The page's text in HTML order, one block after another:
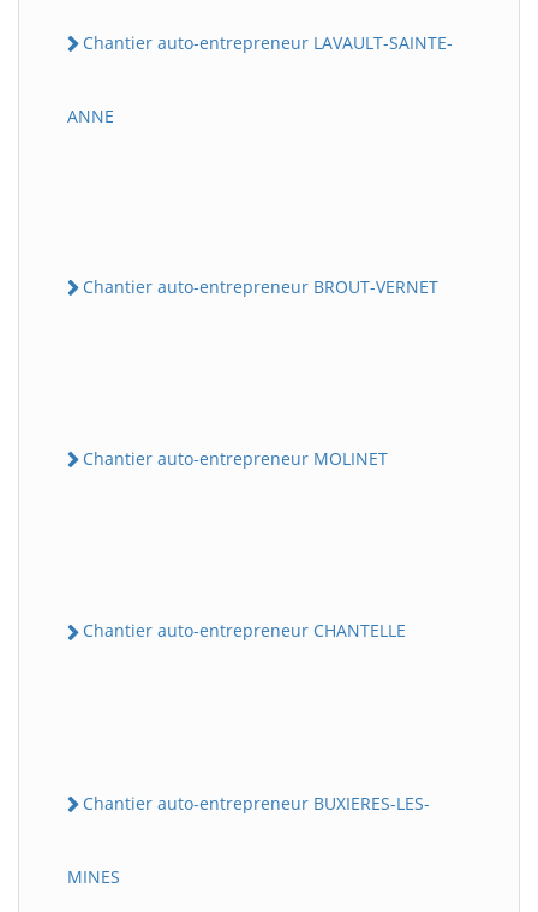
Chantier auto-entrepreneur LAVAULT-SAINTE-
ANNE
Chantier auto-entrepreneur BROUT-VERNET
Chantier auto-entrepreneur MOLINET
Chantier auto-entrepreneur CHANTELLE
Chantier auto-entrepreneur BUXIERES-LES-
MINES